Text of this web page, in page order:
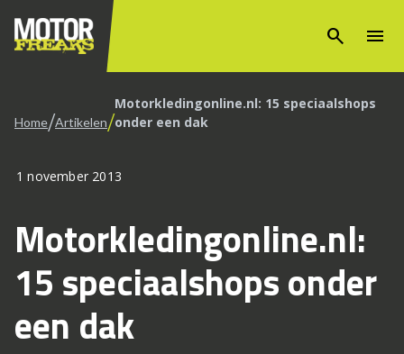
search menu
Home/Artikelen/Motorkledingonline.nl: 15 speciaalshops
onder een dak
1 november 2013
Motorkledingonline.nl:
15 speciaalshops onder
een dak